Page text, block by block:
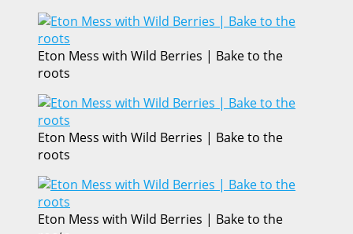
Eton Mess with Wild Berries | Bake to the
roots
Eton Mess with Wild Berries | Bake to the
roots
Eton Mess with Wild Berries | Bake to the